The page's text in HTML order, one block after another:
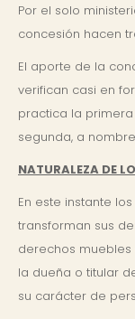
Por el solo
concesión hacen
El aporte de la
verifican casi en
practica la
segunda, a
NATURALEZA DE
En este instante
transforman sus
derechos
la dueña o titular
su carácter de